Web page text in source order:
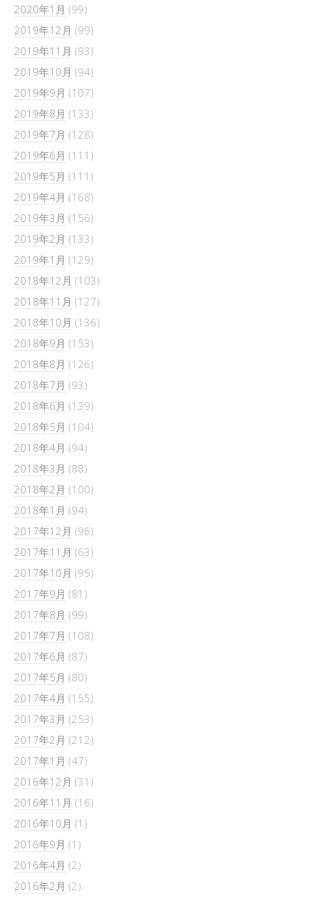
2020年1月 (99)
2019年12月 (99)
2019年11月 (93)
2019年10月 (94)
2019年9月 (107)
2019年8月 (133)
2019年7月 (128)
2019年6月 (111)
2019年5月 (111)
2019年4月 (168)
2019年3月 (156)
2019年2月 (133)
2019年1月 (129)
2018年12月 (103)
2018年11月 (127)
2018年10月 (136)
2018年9月 (153)
2018年8月 (126)
2018年7月 (93)
2018年6月 (139)
2018年5月 (104)
2018年4月 (94)
2018年3月 (88)
2018年2月 (100)
2018年1月 (94)
2017年12月 (96)
2017年11月 (63)
2017年10月 (95)
2017年9月 (81)
2017年8月 (99)
2017年7月 (108)
2017年6月 (87)
2017年5月 (80)
2017年4月 (155)
2017年3月 (253)
2017年2月 (212)
2017年1月 (47)
2016年12月 (31)
2016年11月 (16)
2016年10月 (1)
2016年9月 (1)
2016年4月 (2)
2016年2月 (2)